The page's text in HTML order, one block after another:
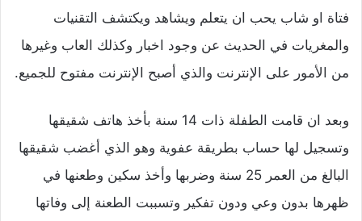
فتاة او شاب يحب ان يتعلم ويشاهد ويكتشف التقنيات
والمغريات في الحديث عن وجود اخبار وكذلك العاب وغيرها
من الأمور على الإنترنت والذي أصبح الإنترنت مفتوح للجميع.
وبعد ان قامت الطفلة ذات 14 سنة بأخذ هاتف شقيقها
وتسجيل لها حساب بطريقة عفوية وهو الذي أغضب شقيقها
البالغ من العمر 25 سنة وضربها وأخذ سكين وطعنها في
ظهرها بدون وعي ودون تفكير وتسببت الطعنة إلى وفاتها